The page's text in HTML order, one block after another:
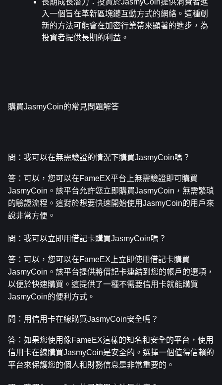
入一個旨在革新區塊鏈互動方式的網絡。這種創
新的方法可能會在加密行業帶來顯著的進步，為
投資者提供長期的利益。
購買JasmyCoin的常見問題解答
問：我可以在無需驗證的情況下購買JasmyCoin嗎？
答：可以，您可以在FameEX平台上無需驗證即可購買
JasmyCoin。該平台允許您立即購買JasmyCoin，無需繁瑣
的驗證流程。這對於想要快速開始使用JasmyCoin的用戶來
說非常方便。
問：我可以立即用借記卡購買JasmyCoin嗎？
答：可以，您可以在FameEX上立即使用借記卡購買
JasmyCoin。該平台提供將借記卡連結到您的帳戶的選項，
以便於快速購買。這提供了一種不需要信用卡就能購買
JasmyCoin的便利方式。
問：用信用卡在線購買JasmyCoin安全嗎？
答：如果您使用像FameEX這樣的知名和安全的平台，使用
信用卡在線購買JasmyCoin是安全的。選擇一個值得信賴的
平台來保護您的個人和財務信息是非常重要的。